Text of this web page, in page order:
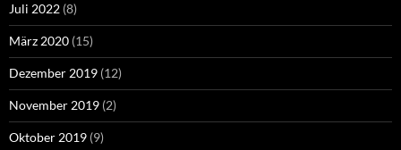
Juli 2022 (8)
März 2020 (15)
Dezember 2019 (12)
November 2019 (2)
Oktober 2019 (9)